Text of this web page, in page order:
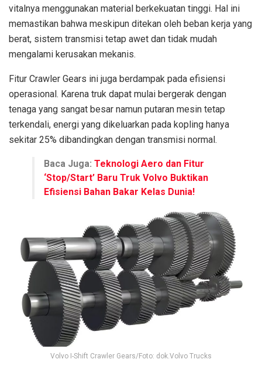
vitalnya menggunakan material berkekuatan tinggi. Hal ini
memastikan bahwa meskipun ditekan oleh beban kerja yang
berat, sistem transmisi tetap awet dan tidak mudah
mengalami kerusakan mekanis.
Fitur Crawler Gears ini juga berdampak pada efisiensi
operasional. Karena truk dapat mulai bergerak dengan
tenaga yang sangat besar namun putaran mesin tetap
terkendali, energi yang dikeluarkan pada kopling hanya
sekitar 25% dibandingkan dengan transmisi normal.
Baca Juga: Teknologi Aero dan Fitur
‘Stop/Start’ Baru Truk Volvo Buktikan
Efisiensi Bahan Bakar Kelas Dunia!
Volvo I-Shift Crawler Gears/Foto: dok.Volvo Trucks